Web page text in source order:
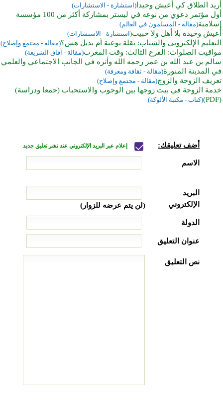
أريد الطلاق كي أعيش وحيدا (استشارة - الاستشارات)
أول مؤتمر دعوي من نوعه في ليستر بمشاركة أكثر من 100 مؤسسة
إسلامية(مقالة - المسلمون في العالم)
أعيش وحيدة بلا أهل ولا حبيب(استشارة - الاستشارات)
التعليم الإلكتروني والشباب: نقلة نوعية أم بديل هش؟(مقالة - مجتمع وإصلاح)
مواقيت الصلوات: الفرع الثالث: وقت المغرب(مقالة - آفاق الشريعة)
سالم بن عبد الله بن عمر رحمه الله وأثره في الجانب الاجتماعي والعلمي
في المدينة المنورة(مقالة - ثقافة ومعرفة)
تعريف الزوجة والزوج(مقالة - مجتمع وإصلاح)
خدمة الزوجة في بيت زوجها بين الوجوب والاستحباب (جمعا ودراسة)
(PDF)
(كتاب - مكتبة الألوكة)
أضف تعليقك: إعلام عبر البريد الإلكتروني عند نشر تعليق جديد
الاسم
البريد
الإلكتروني
(لن يتم عرضه للزوار)
الدولة
عنوان التعليق
نص التعليق